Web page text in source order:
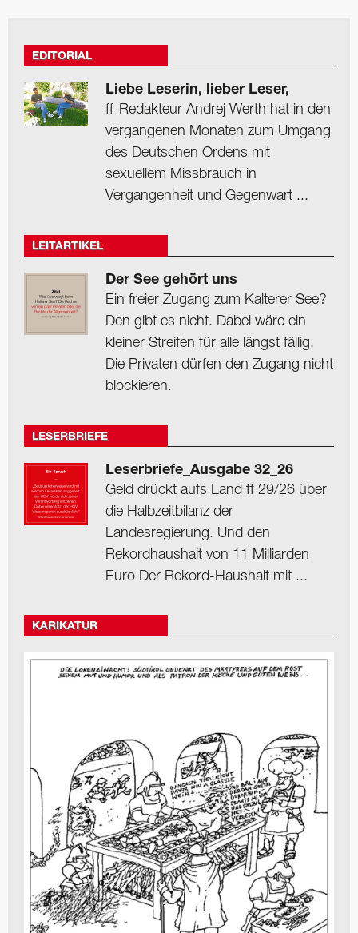
EDITORIAL
Liebe Leserin, lieber Leser,
ff-Redakteur Andrej Werth hat in den
vergangenen Monaten zum Umgang
des Deutschen Ordens mit
sexuellem Missbrauch in
Vergangenheit und Gegenwart ...
LEITARTIKEL
Der See gehört uns
Ein freier Zugang zum Kalterer See?
Den gibt es nicht. Dabei wäre ein
kleiner Streifen für alle längst fällig.
Die Privaten dürfen den Zugang nicht
blockieren.
LESERBRIEFE
Leserbriefe_Ausgabe 32_26
Geld drückt aufs Land ff 29/26 über
die Halbzeitbilanz der
Landesregierung. Und den
Rekordhaushalt von 11 Milliarden
Euro Der Rekord-Haushalt mit ...
KARIKATUR